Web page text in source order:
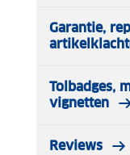
Garantie,
Tolbadges,
vignetten
Reviews